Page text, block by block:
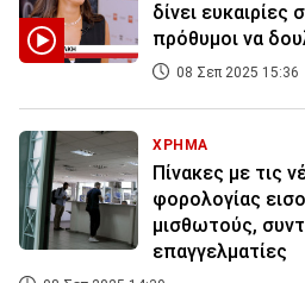
δίνει
πρόθυμοι να
08 Σεπ 2025 15:36
ΧΡΗΜΑ
Πίνακες με τις
φορολογίας
μισθωτούς,
επαγγελματίες